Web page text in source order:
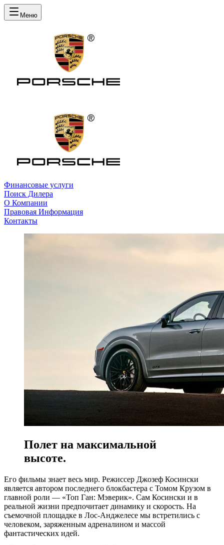
Меню
Финансовые услуги
Поиск Дилера
О Компании
Правовая Информация
Контакты
Полет на максимальной
высоте.
Его фильмы знает весь мир. Режиссер Джозеф Косински
является автором последнего блокбастера с Томом Крузом в
главной роли — «Топ Ган: Мэверик». Сам Косински и в
реальной жизни предпочитает динамику и скорость. На
съемочной площадке в Лос-Анджелесе мы встретились с
человеком, заряженным адреналином и массой
фантастических идей.